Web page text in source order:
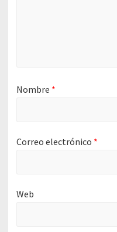
Nombre *
Correo electrónico *
Web